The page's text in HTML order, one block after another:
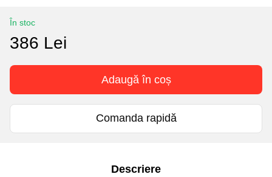
În stoc
386 Lei
Adaugă în coș
Comanda rapidă
Descriere